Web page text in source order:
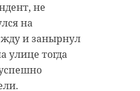
не
на
и занырнул
улице тогда